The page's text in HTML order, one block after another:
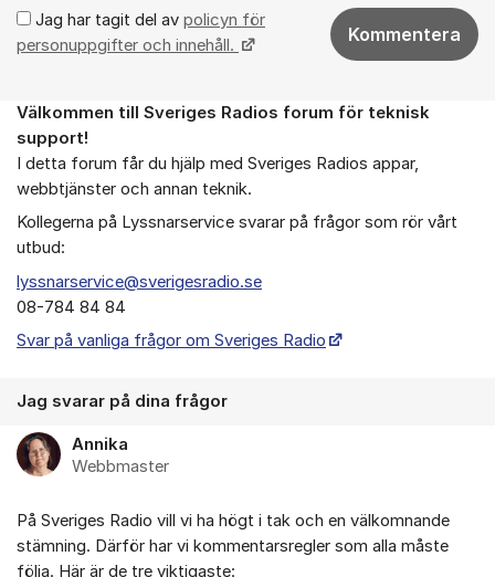
Jag har tagit del av policyn för
personuppgifter och innehåll.
Kommentera
Om forumet
Välkommen till Sveriges Radios forum för teknisk
support!
I detta forum får du hjälp med Sveriges Radios appar,
webbtjänster och annan teknik.
Kollegerna på Lyssnarservice svarar på frågor som rör vårt
utbud:
lyssnarservice@sverigesradio.se
08-784 84 84
Svar på vanliga frågor om Sveriges Radio
Jag svarar på dina frågor
Annika
Webbmaster
På Sveriges Radio vill vi ha högt i tak och en välkomnande
stämning. Därför har vi kommentarsregler som alla måste
följa. Här är de tre viktigaste: